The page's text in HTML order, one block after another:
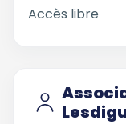
Accès libre